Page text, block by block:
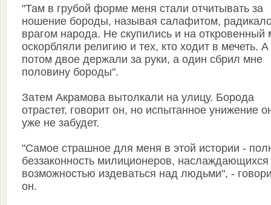
"Там в грубой форме меня стали отчитывать за
ношение бороды, называя салафитом,
врагом народа. Не скупились и на откровенный
оскорбляли религию и тех, кто ходит в мечеть. А
потом двое держали за руки, а один сбрил мне
половину бороды".
Затем Акрамова вытолкали на улицу. Борода
отрастет, говорит он, но испытанное унижение
уже не забудет.
"Самое страшное для меня в этой истории -
беззаконность милиционеров, наслаждающихся
возможностью издеваться над людьми", -
он.